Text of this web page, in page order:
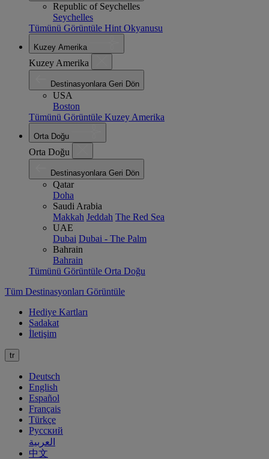
Republic of Seychelles
Seychelles
Tümünü Görüntüle Hint Okyanusu
Kuzey Amerika
Kuzey Amerika
Destinasyonlara Geri Dön
USA
Boston
Tümünü Görüntüle Kuzey Amerika
Orta Doğu
Orta Doğu
Destinasyonlara Geri Dön
Qatar
Doha
Saudi Arabia
Makkah Jeddah The Red Sea
UAE
Dubai Dubai - The Palm
Bahrain
Bahrain
Tümünü Görüntüle Orta Doğu
Tüm Destinasyonları Görüntüle
Hediye Kartları
Sadakat
İletişim
tr
Deutsch
English
Español
Français
Türkçe
Русский
العربية
中文